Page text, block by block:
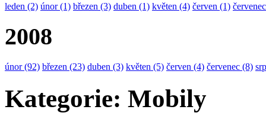
leden (2) únor(1) březen (3) duben (1) květen (4) červen (1) červenec
2008
únor(92) březen (23) duben (3) květen (5) červen (4) červenec (8)
Kategorie: Mobily